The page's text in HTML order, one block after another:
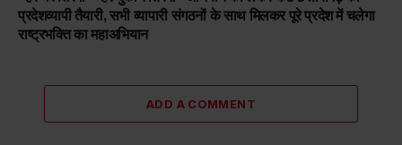
प्रदेशव्यापी तैयारी, सभी व्यापारी संगठनों के साथ मिलकर पूरे प्रदेश में चलेगा
राष्ट्रभक्ति का महाअभियान
ADD A COMMENT